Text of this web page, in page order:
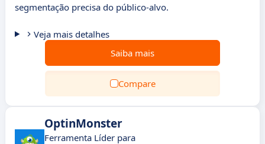
segmentação precisa do público-alvo.
Veja mais detalhes
Saiba mais
Compare
OptinMonster
Ferramenta Líder para